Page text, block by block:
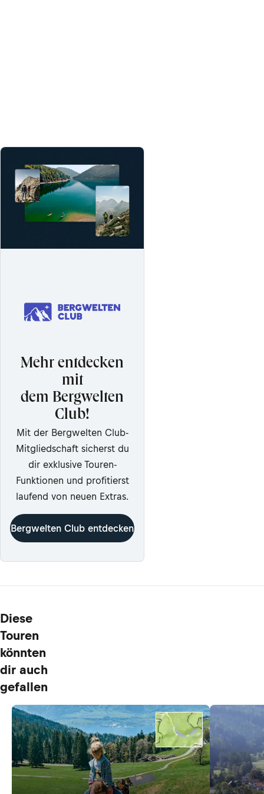
Mehr entdecken
mit
dem Bergwelten
Club!
Mit der Bergwelten Club-
Mitgliedschaft sicherst du
dir exklusive Touren-
Funktionen und profitierst
laufend von neuen Extras.
Bergwelten Club entdecken
Diese
Touren
könnten
dir auch
gefallen